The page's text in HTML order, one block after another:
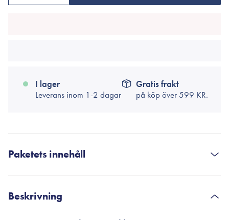
I lager
Leverans inom 1-2 dagar
Gratis frakt
på köp över599 KR.
Paketets innehåll
AGE-R Booster Pro, AGE-R Booster Pro
(Medicube)
Beskrivning